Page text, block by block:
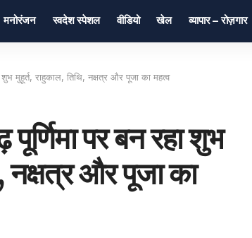
मनोरंजन स्वदेश स्पेशल वीडियो खेल व्यापार – रोज़गार
मुहूर्त, राहुकाल, तिथि, नक्षत्र और पूजा का महत्व
पर बन रहा शुभ
नक्षत्र और पूजा का